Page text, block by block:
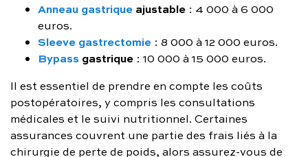
Anneau gastrique ajustable : 4 000 à 6 000
euros.
Sleeve gastrectomie : 8 000 à 12 000 euros.
Bypass gastrique : 10 000 à 15 000 euros.
Il est essentiel de prendre en compte les coûts
postopératoires, y compris les consultations
médicales et le suivi nutritionnel. Certaines
assurances couvrent une partie des frais liés à la
chirurgie de perte de poids, alors assurez-vous de